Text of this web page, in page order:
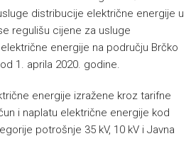
distribucije električne energije u
regulišu cijene za usluge
energije na području Brčko
1. aprila 2020. godine.
energije izražene kroz tarifne
i naplatu električne energije kod
potrošnje 35 kV, 10 kV i Javna